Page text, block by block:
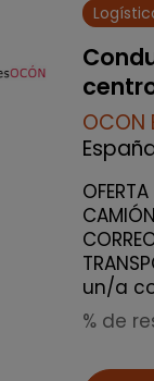
OCON
un/a
% de